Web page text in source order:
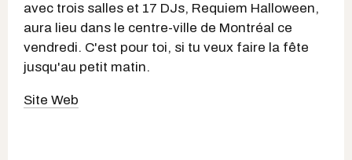
avec trois salles et 17 DJs, Requiem Halloween,
aura lieu dans le centre-ville de Montréal ce
vendredi. C'est pour toi, si tu veux faire la fête
jusqu'au petit matin.
Site Web